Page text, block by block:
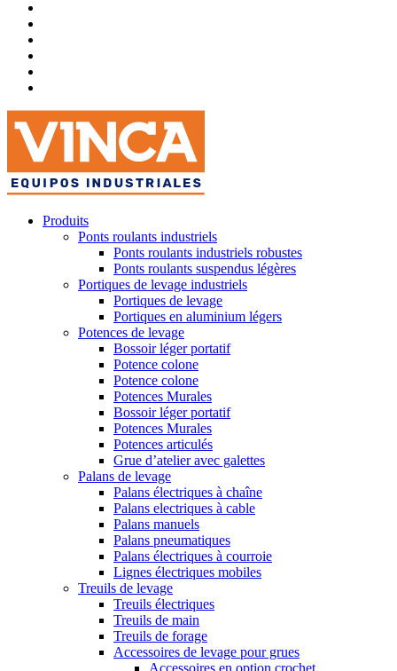
Produits
Ponts roulants industriels
Ponts roulants industriels robustes
Ponts roulants suspendus légères
Portiques de levage industriels
Portiques de levage
Portiques en aluminium légers
Potences de levage
Bossoir léger portatif
Potence colone
Potence colone
Potences Murales
Bossoir léger portatif
Potences Murales
Potences articulés
Grue d’atelier avec galettes
Palans de levage
Palans électriques à chaîne
Palans electriques à cable
Palans manuels
Palans pneumatiques
Palans électriques à courroie
Lignes électriques mobiles
Treuils de levage
Treuils électriques
Treuils de main
Treuils de forage
Accessoires de levage pour grues
Accessoires en option crochet